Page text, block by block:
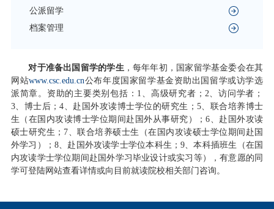
公派留学
档案管理
对于准备出国留学的学生，每年年初，国家留学基金委会在其
网站www.csc.edu.cn公布年度国家留学基金资助出国留学或访学选
派简章。资助的主要类别包括：1、高级研究者；2、访问学者；
3、博士后；4、赴国外攻读博士学位的研究生；5、联合培养博士
生（在国内攻读博士学位期间赴国外从事研究）；6、赴国外攻读
硕士研究生；7、联合培养硕士生（在国内攻读硕士学位期间赴国
外学习）；8、赴国外攻读学士学位本科生；9、本科插班生（在国
内攻读学士学位期间赴国外学习毕业设计或实习等），有意愿的同
学可登陆网站查看详情或向目前就读院校相关部门咨询。